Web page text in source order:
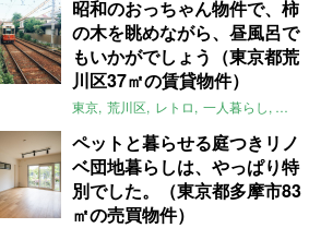
昭和のおっちゃん物件で、柿
の木を眺めながら、昼風呂で
もいかがでしょう（東京都荒
川区37㎡の賃貸物件）
東京 荒川区 レトロ 一人暮らし タイル
ペットと暮らせる庭つきリノ
ベ団地暮らしは、やっぱり特
別でした。（東京都多摩市83
㎡の売買物件）